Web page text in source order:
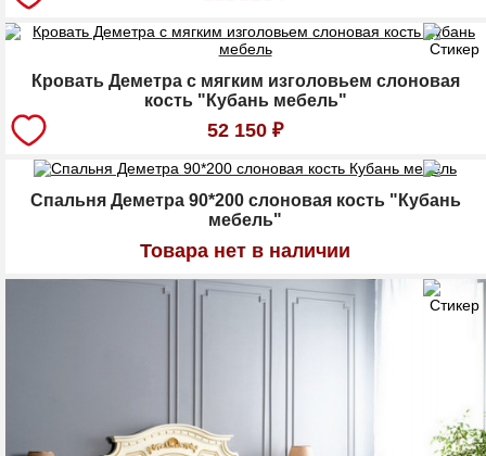
Кровать Деметра с мягким изголовьем слоновая
кость "Кубань мебель"
52 150 ₽
Спальня Деметра 90*200 слоновая кость "Кубань
мебель"
Товара нет в наличии